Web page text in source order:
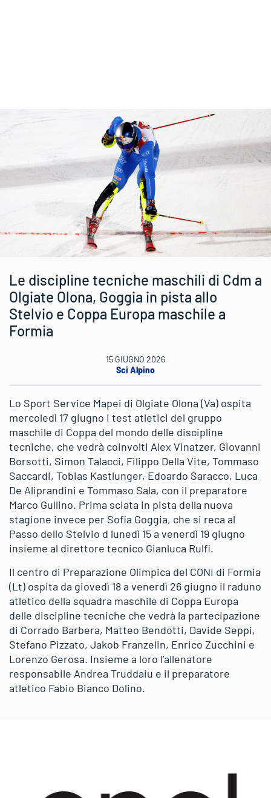
Le discipline tecniche maschili di Cdm a
Olgiate Olona, Goggia in pista allo
Stelvio e Coppa Europa maschile a
Formia
15 GIUGNO 2026
Sci Alpino
Lo Sport Service Mapei di Olgiate Olona (Va) ospita
mercoledì 17 giugno i test atletici del gruppo
maschile di Coppa del mondo delle discipline
tecniche, che vedrà coinvolti Alex Vinatzer, Giovanni
Borsotti, Simon Talacci, Filippo Della Vite, Tommaso
Saccardi, Tobias Kastlunger, Edoardo Saracco, Luca
De Aliprandini e Tommaso Sala, con il preparatore
Marco Gullino. Prima sciata in pista della nuova
stagione invece per Sofia Goggia, che si reca al
Passo dello Stelvio d lunedì 15 a venerdì 19 giugno
insieme al direttore tecnico Gianluca Rulfi.
Il centro di Preparazione Olimpica del CONI di Formia
(Lt) ospita da giovedì 18 a venerdì 26 giugno il raduno
atletico della squadra maschile di Coppa Europa
delle discipline tecniche che vedrà la partecipazione
di Corrado Barbera, Matteo Bendotti, Davide Seppi,
Stefano Pizzato, Jakob Franzelin, Enrico Zucchini e
Lorenzo Gerosa. Insieme a loro l’allenatore
responsabile Andrea Truddaiu e il preparatore
atletico Fabio Bianco Dolino.